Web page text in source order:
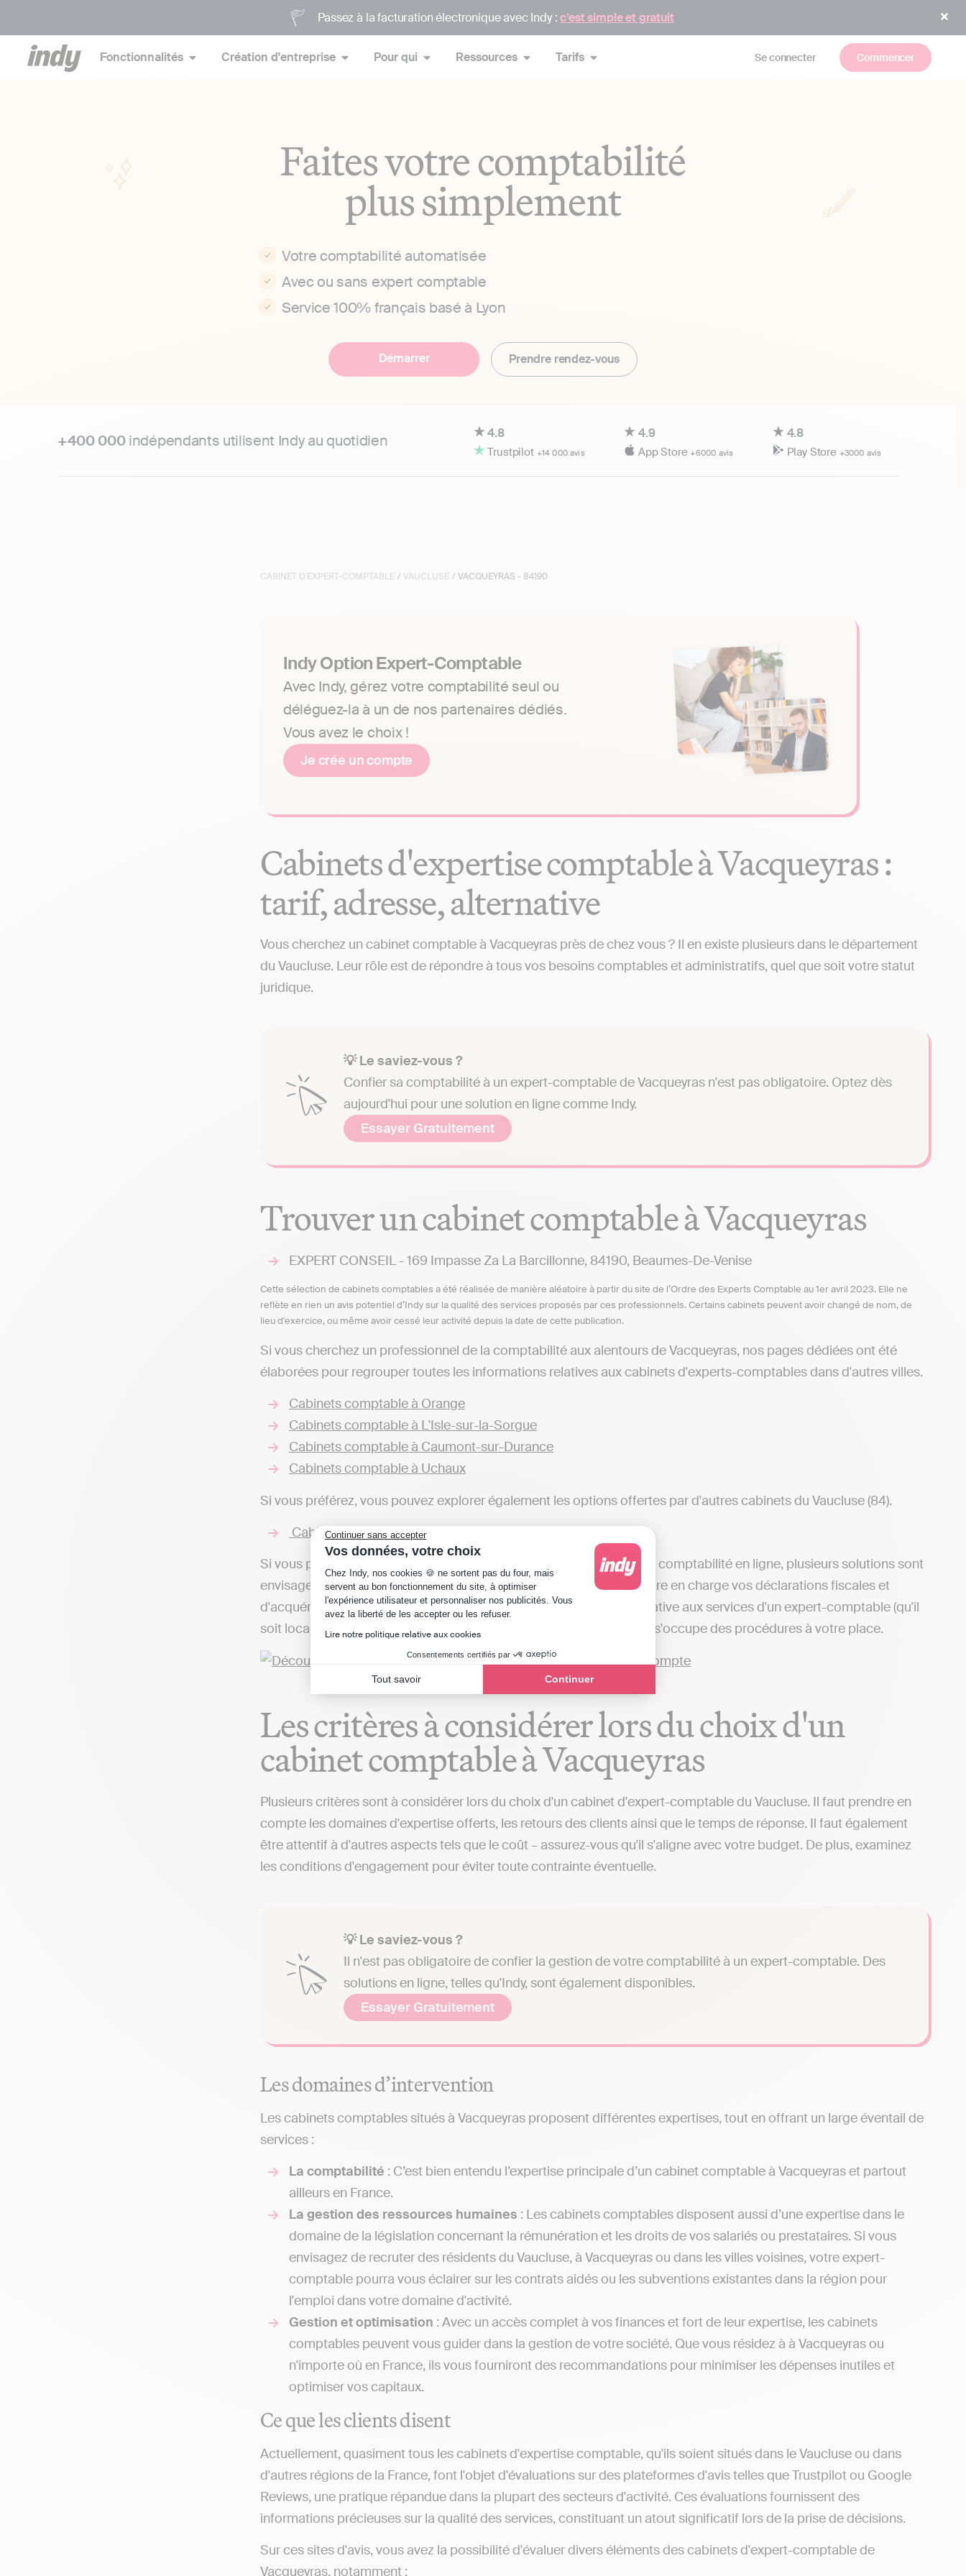
Continuer sans accepter
Vos données, votre choix
Plateforme de Gestion du Consentement : Personnalisez vos Options
Chez Indy, nos cookies 🍪 ne sortent pas du four, mais
servent au bon fonctionnement du site, à optimiser
l'expérience utilisateur et personnaliser nos publicités. Vous
avez la liberté de les accepter ou les refuser.
Lire notre politique relative aux cookies
Consentements certifiés par
Tout savoir Continuer
Axeptio consent
Passez à la facturation électronique avec Indy :c’est simple et gratuit
Fonctionnalités Création d'entreprise Pour qui Ressources Tarifs Se connecter Commencer
Faites votre comptabilité
plus simplement
Votre comptabilité automatisée
Avec ou sans expert comptable
Service 100% français basé à Lyon
Démarrer Prendre rendez-vous
+400 000indépendants utilisent Indy au quotidien 4.8
Trustpilot +14 000 avis
4.9
App Store+6000 avis
4.8
Play Store +3000 avis
CABINET D'EXPERT-COMPTABLE / VAUCLUSE / VACQUEYRAS - 84190
Indy Option Expert-Comptable
Avec Indy, gérez votre comptabilité seul ou
déléguez-la à un de nos partenaires dédiés.
Vous avez le choix !
Je crée un compte
Cabinets d'expertise comptable à Vacqueyras :
tarif, adresse, alternative
Vous cherchez un cabinet comptable à Vacqueyras près de chez vous ? Il en existe plusieurs dans le département
du Vaucluse. Leur rôle est de répondre à tous vos besoins comptables et administratifs, quel que soit votre statut
juridique.
💡 Le saviez-vous ?
Confier sa comptabilité à un expert-comptable de Vacqueyras n'est pas obligatoire. Optez dès
aujourd'hui pour une solution en ligne comme Indy.
Essayer Gratuitement
Trouver un cabinet comptable à Vacqueyras
EXPERT CONSEIL - 169 Impasse Za La Barcillonne, 84190, Beaumes-De-Venise
Cette sélection de cabinets comptables a été réalisée de manière aléatoire à partir du site de l’Ordre des Experts Comptable au 1er avril 2023. Elle ne
reflète en rien un avis potentiel d’Indy sur la qualité des services proposés par ces professionnels. Certains cabinets peuvent avoir changé de nom, de
lieu d'exercice, ou même avoir cessé leur activité depuis la date de cette publication.
Si vous cherchez un professionnel de la comptabilité aux alentours de Vacqueyras, nos pages dédiées ont été
élaborées pour regrouper toutes les informations relatives aux cabinets d'experts-comptables dans d'autres villes.
Cabinets comptable à Orange
Cabinets comptable à L'Isle-sur-la-Sorgue
Cabinets comptable à Caumont-sur-Durance
Cabinets comptable à Uchaux
Si vous préférez, vous pouvez explorer également les options offertes par d'autres cabinets du Vaucluse (84).
Cabinets comptable dans le Vaucluse
Si vous préférez avoir une autonomie totale dans la gestion de votre comptabilité en ligne, plusieurs solutions sont
envisageables, telles d'Indy. Ces solutions vous permettent de prendre en charge vos déclarations fiscales et
d'acquérir une indépendance dans la gestion comptable, une alternative aux services d'un expert-comptable (qu'il
soit localisé aux environs de Vacqueyras ou dans d'autres villes), qui s'occupe des procédures à votre place.
Les critères à considérer lors du choix d'un
cabinet comptable à Vacqueyras
Plusieurs critères sont à considérer lors du choix d'un cabinet d'expert-comptable du Vaucluse. Il faut prendre en
compte les domaines d'expertise offerts, les retours des clients ainsi que le temps de réponse. Il faut également
être attentif à d'autres aspects tels que le coût – assurez-vous qu'il s'aligne avec votre budget. De plus, examinez
les conditions d'engagement pour éviter toute contrainte éventuelle.
💡 Le saviez-vous ?
Il n'est pas obligatoire de confier la gestion de votre comptabilité à un expert-comptable. Des
solutions en ligne, telles qu'Indy, sont également disponibles.
Essayer Gratuitement
Les domaines d’intervention
Les cabinets comptables situés à Vacqueyras proposent différentes expertises, tout en offrant un large éventail de
services :
La comptabilité : C’est bien entendu l’expertise principale d’un cabinet comptable à Vacqueyras et partout
ailleurs en France.
La gestion des ressources humaines : Les cabinets comptables disposent aussi d’une expertise dans le
domaine de la législation concernant la rémunération et les droits de vos salariés ou prestataires. Si vous
envisagez de recruter des résidents du Vaucluse, à Vacqueyras ou dans les villes voisines, votre expert-
comptable pourra vous éclairer sur les contrats aidés ou les subventions existantes dans la région pour
l'emploi dans votre domaine d'activité.
Gestion et optimisation : Avec un accès complet à vos finances et fort de leur expertise, les cabinets
comptables peuvent vous guider dans la gestion de votre société. Que vous résidez à à Vacqueyras ou
n'importe où en France, ils vous fourniront des recommandations pour minimiser les dépenses inutiles et
optimiser vos capitaux.
Ce que les clients disent
Actuellement, quasiment tous les cabinets d'expertise comptable, qu'ils soient situés dans le Vaucluse ou dans
d'autres régions de la France, font l'objet d'évaluations sur des plateformes d'avis telles que Trustpilot ou Google
Reviews, une pratique répandue dans la plupart des secteurs d'activité. Ces évaluations fournissent des
informations précieuses sur la qualité des services, constituant un atout significatif lors de la prise de décisions.
Sur ces sites d'avis, vous avez la possibilité d'évaluer divers éléments des cabinets d'expert-comptable de
Vacqueyras, notamment :